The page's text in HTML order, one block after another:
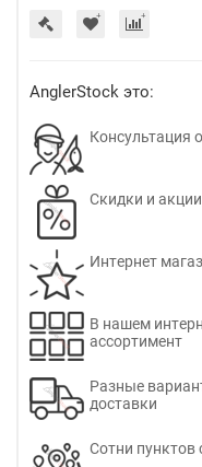
AnglerStock это:
Скидки и
Интернет
В нашем
ассортимент
Разные
доставки
Сотни пунктов